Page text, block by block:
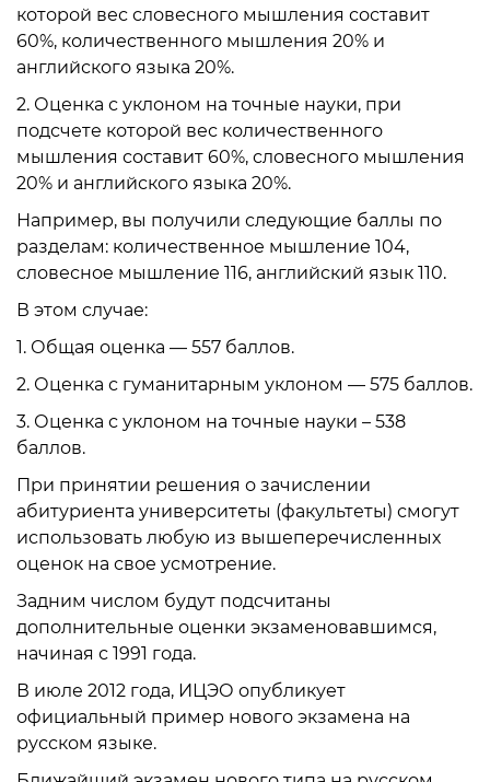
которой вес словесного мышления составит
60%, количественного мышления 20% и
английского языка 20%.
2. Оценка с уклоном на точные науки, при
подсчете которой вес количественного
мышления составит 60%, словесного мышления
20% и английского языка 20%.
Например, вы получили следующие баллы по
разделам: количественное мышление 104,
словесное мышление 116, английский язык 110.
В этом случае:
1. Общая оценка — 557 баллов.
2. Оценка с гуманитарным уклоном — 575 баллов.
3. Оценка с уклоном на точные науки – 538
баллов.
При принятии решения о зачислении
абитуриента университеты (факультеты) смогут
использовать любую из вышеперечисленных
оценок на свое усмотрение.
Задним числом будут подсчитаны
дополнительные оценки экзаменовавшимся,
начиная с 1991 года.
В июле 2012 года, ИЦЭО опубликует
официальный пример нового экзамена на
русском языке.